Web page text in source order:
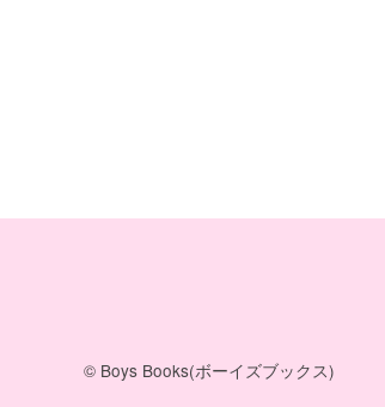
© Boys Books(ボーイズブックス)